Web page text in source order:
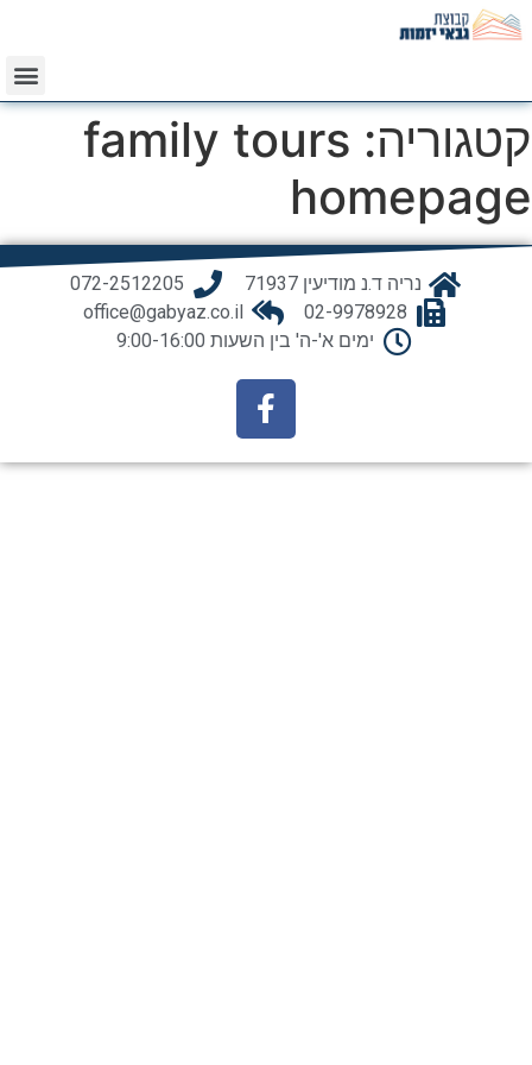
קטגוריה: family tours
homepage
נריה ד.נ מודיעין 71937
072-2512205
02-9978928
office@gabyaz.co.il
ימים א'-ה' בין השעות 9:00-16:00